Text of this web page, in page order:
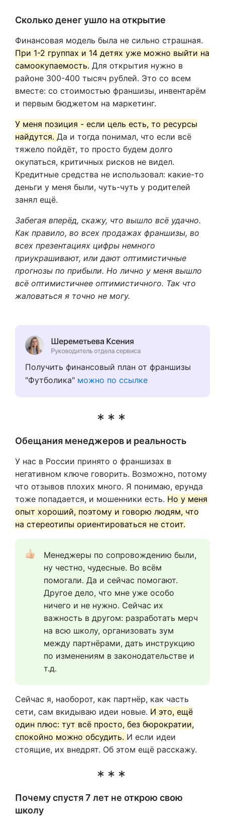
Сколько денег ушло на открытие
Финансовая модель была не сильно страшная.
При 1-2 группах и 14 детях уже можно выйти на
самоокупаемость. Для открытия нужно в
районе 300-400 тысяч рублей. Это со всем
вместе: со стоимостью франшизы, инвентарём
и первым бюджетом на маркетинг.
У меня позиция - если цель есть, то ресурсы
найдутся. Да и тогда понимал, что если всё
тяжело пойдёт, то просто будем долго
окупаться, критичных рисков не видел.
Кредитные средства не использовал: какие-то
деньги у меня были, чуть-чуть у родителей
занял ещё.
Забегая вперёд, скажу, что вышло всё удачно.
Как правило, во всех продажах франшизы, во
всех презентациях цифры немного
приукрашивают, или дают оптимистичные
прогнозы по прибыли. Но лично у меня вышло
всё оптимистичнее оптимистичного. Так что
жаловаться я точно не могу.
Получить финансовый план от франшизы
"Футболика" можно по ссылке
Обещания менеджеров и реальность
У нас в России принято о франшизах в
негативном ключе говорить. Возможно, потому
что отзывов плохих много. Я понимаю, ерунда
тоже попадается, и мошенники есть. Но у меня
опыт хороший, поэтому и говорю людям, что
на стереотипы ориентироваться не стоит.
Менеджеры по сопровождению были,
ну честно, чудесные. Во всём
помогали. Да и сейчас помогают.
Другое дело, что мне уже особо
ничего и не нужно. Сейчас их
важность в другом: разработать мерч
на всю школу, организовать зум
между партнёрами, дать инструкцию
по изменениям в законодательстве и
т.д.
Сейчас я, наоборот, как партнёр, как часть
сети, сам вкидываю идеи новые. И это, ещё
один плюс: тут всё просто, без бюрократии,
спокойно можно обсудить. И если идеи
стоящие, их внедрят. Об этом ещё расскажу.
Почему спустя 7 лет не открою свою
школу